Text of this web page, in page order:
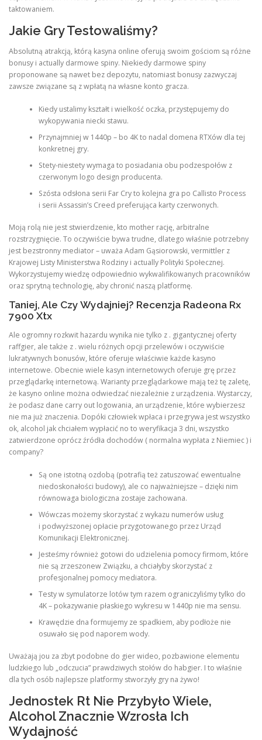
taktowaniem.
Jakie Gry Testowaliśmy?
Absolutną atrakcją, którą kasyna online oferują swoim gościom są różne
bonusy i actually darmowe spiny. Niekiedy darmowe spiny
proponowane są nawet bez depozytu, natomiast bonusy zazwyczaj
zawsze związane są z wpłatą na własne konto gracza.
Kiedy ustalimy kształt i wielkość oczka, przystępujemy do
wykopywania niecki stawu.
Przynajmniej w 1440p – bo 4K to nadal domena RTXów dla tej
konkretnej gry.
Stety-niestety wymaga to posiadania obu podzespołów z
czerwonym logo design producenta.
Szósta odsłona serii Far Cry to kolejna gra po Callisto Process
i serii Assassin’s Creed preferująca karty czerwonych.
Moją rolą nie jest stwierdzenie, kto mother rację, arbitralne
rozstrzygnięcie. To oczywiście bywa trudne, dlatego właśnie potrzebny
jest bezstronny mediator – uważa Adam Gąsiorowski, vermittler z
Krajowej Listy Ministerstwa Rodziny i actually Polityki Społecznej.
Wykorzystujemy wiedzę odpowiednio wykwalifikowanych pracowników
oraz sprytną technologię, aby chronić naszą platformę.
Taniej, Ale Czy Wydajniej? Recenzja Radeona Rx
7900 Xtx
Ale ogromny rozkwit hazardu wynika nie tylko z . gigantycznej oferty
raffgier, ale także z . wielu różnych opcji przelewów i oczywiście
lukratywnych bonusów, które oferuje właściwie każde kasyno
internetowe. Obecnie wiele kasyn internetowych oferuje grę przez
przeglądarkę internetową. Warianty przeglądarkowe mają też tę zaletę,
że kasyno online można odwiedzać niezależnie z urządzenia. Wystarczy,
że podasz dane carry out logowania, an urządzenie, które wybierzesz
nie ma już znaczenia. Dopóki człowiek wpłaca i przegrywa jest wszystko
ok, alcohol jak chciałem wypłacić no to weryfikacja 3 dni, wszystko
zatwierdzone oprócz źródła dochodów ( normalna wypłata z Niemiec ) i
company?
Są one istotną ozdobą (potrafią też zatuszować ewentualne
niedoskonałości budowy), ale co najważniejsze – dzięki nim
równowaga biologiczna zostaje zachowana.
Wówczas możemy skorzystać z wykazu numerów usług
i podwyższonej opłacie przygotowanego przez Urząd
Komunikacji Elektronicznej.
Jesteśmy również gotowi do udzielenia pomocy firmom, które
nie są zrzeszonew Związku, a chciałyby skorzystać z
profesjonalnej pomocy mediatora.
Testy w symulatorze lotów tym razem ograniczyliśmy tylko do
4K – pokazywanie płaskiego wykresu w 1440p nie ma sensu.
Krawędzie dna formujemy ze spadkiem, aby podłoże nie
osuwało się pod naporem wody.
Uważają jou za zbyt podobne do gier wideo, pozbawione elementu
ludzkiego lub „odczucia” prawdziwych stołów do habgier. I to właśnie
dla tych osób najlepsze platformy stworzyły gry na żywo!
Jednostek Rt Nie Przybyło Wiele,
Alcohol Znacznie Wzrosła Ich
Wydajność